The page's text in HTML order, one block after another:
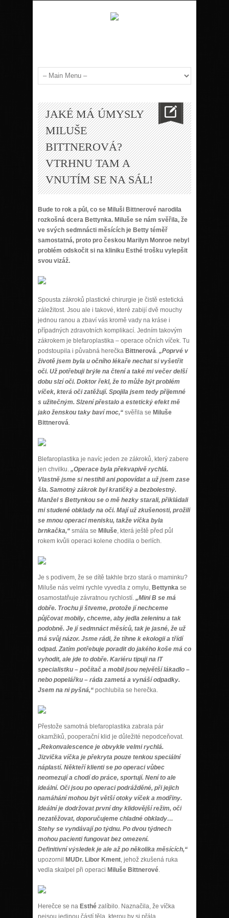
JAKÉ MÁ ÚMYSLY
MILUŠE
BITTNEROVÁ?
VTRHNU TAM A
VNUTÍM SE NA SÁL!
Bude to rok a půl, co se Miluši Bittnerové narodila
rozkošná dcera Bettynka. Miluše se nám svěřila, že
ve svých sedmnácti měsících je Betty téměř
samostatná, proto pro českou Marilyn Monroe nebyl
problém odskočit si na kliniku Esthé trošku vylepšit
svou vizáž.
Spousta zákroků plastické chirurgie je čistě estetická
záležitost. Jsou ale i takové, které zabijí dvě mouchy
jednou ranou a zbaví vás kromě vady na kráse i
případných zdravotních komplikací. Jedním takovým
zákrokem je blefaroplastika – operace očních víček. Tu
podstoupila i půvabná herečka Bittnerová. „Poprvé v
životě jsem byla u očního lékaře nechat si vyšetřit
oči. Už potřebuji brýle na čtení a také mi večer delší
dobu slzí oči. Doktor řekl, že to může být problém
víček, která oči zatěžují. Spojila jsem tedy příjemné
s užitečným. Slzení přestalo a estetický efekt mě
jako ženskou taky baví moc,“ svěřila se Miluše
Bittnerová.
Blefaroplastika je navíc jeden ze zákroků, který zabere
jen chvilku. „Operace byla překvapivě rychlá.
Vlastně jsme si nestihli ani popovídat a už jsem zase
šla. Samotný zákrok byl kratičký a bezbolestný.
Manžel s Bettynkou se o mě hezky starali, přikládali
mi studené obklady na oči. Mají už zkušenosti, prožili
se mnou operaci menisku, takže víčka byla
brnkačka,“ smála se Miluše, která ještě před půl
rokem kvůli operaci kolene chodila o berlích.
Je s podivem, že se dítě takhle brzo stará o maminku?
Miluše nás velmi rychle vyvedla z omylu, Bettynka se
osamostatňuje závratnou rychlostí. „Mini B se má
dobře. Trochu ji štveme, protože jí nechceme
půjčovat mobily, chceme, aby jedla zeleninu a tak
podobně. Je jí sedmnáct měsíců, tak je jasné, že už
má svůj názor. Jsme rádi, že tíhne k ekologii a třídí
odpad. Zatím potřebuje poradit do jakého koše má co
vyhodit, ale jde to dobře. Kariéru tipuji na IT
specialistku – počítač a mobil jsou největší lákadlo –
nebo popelářku – ráda zametá a vynáší odpadky.
Jsem na ni pyšná,“ pochlubila se herečka.
Přestože samotná blefaroplastika zabrala pár
okamžiků, pooperační klid je důležité nepodceňovat.
„Rekonvalescence je obvykle velmi rychlá.
Jizvička víčka je překryta pouze tenkou speciální
náplastí. Někteří klienti se po operaci vůbec
neomezují a chodí do práce, sportují. Není to ale
ideální. Oči jsou po operaci podrážděné, při jejich
namáhání mohou být větší otoky víček a modřiny.
Ideální je dodržovat první dny klidovější režim, oči
nezatěžovat, doporučujeme chladné obklady…
Stehy se vyndávají po týdnu. Po dvou týdnech
mohou pacienti fungovat bez omezení.
Definitivní výsledek je ale až po několika měsících,“
upozornil MUDr. Libor Kment, jehož zkušená ruka
vedla skalpel při operaci Miluše Bittnerové.
Herečce se na Esthé zalíbilo. Naznačila, že víčka
nejsou jedinou částí těla, kterou by si přála